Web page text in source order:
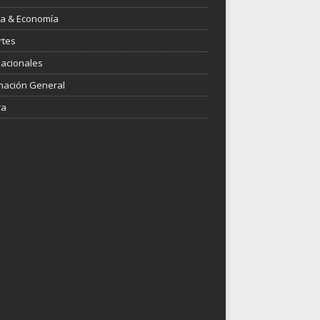
& Economía
General